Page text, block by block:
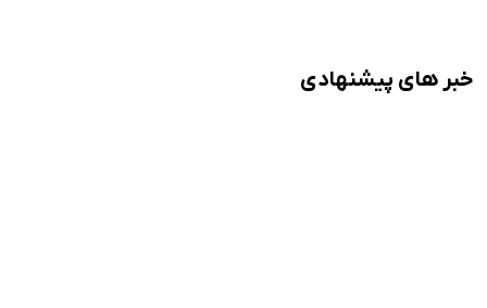
خبر های پیشنهادی